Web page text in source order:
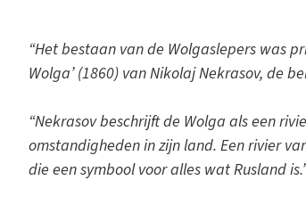
“Het bestaan van de Wolgaslepers was
Wolga’ (1860) van Nikolaj Nekrasov, de
“Nekrasov beschrijft de Wolga als een
omstandigheden in zijn land. Een rivier
die een symbool voor alles wat Rusland